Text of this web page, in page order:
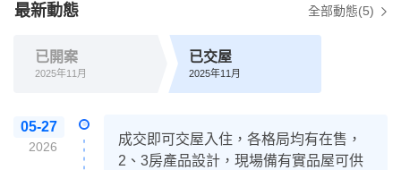
最新動態 全部動態(5)
已開案
2025年11月
已交屋
2025年11月
05-27
2026
成交即可交屋入住，各格局均有在售，
2、3房產品設計，現場備有實品屋可供